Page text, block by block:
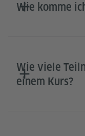
Wie komme
Wie viele
einem Kurs?